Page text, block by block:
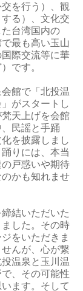
を行う）、観
る）、文化交
台湾国内の
最も高い玉山
際交流等に華
です。
館で「北投温
がスタートし
天上げを会館
民謡と手踊
を披露しまし
りには、本当
戸惑いや期待
かも知れませ
結いただいた
した。その時
をいただきま
んが、心が繋
温泉と玉川温
、その可能性
ます。そして